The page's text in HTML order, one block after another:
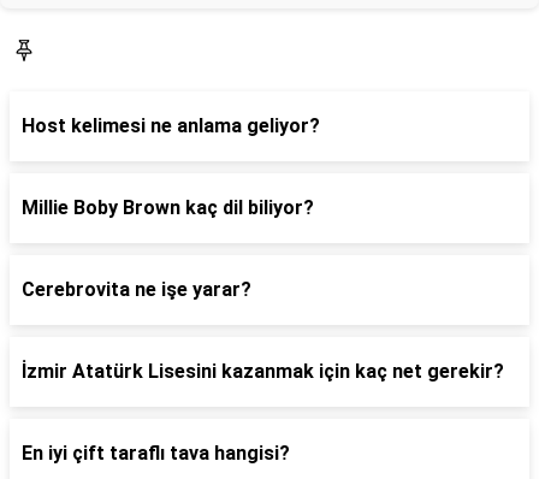
Host kelimesi ne anlama geliyor?
Millie Boby Brown kaç dil biliyor?
Cerebrovita ne işe yarar?
İzmir Atatürk Lisesini kazanmak için kaç net gerekir?
En iyi çift taraflı tava hangisi?